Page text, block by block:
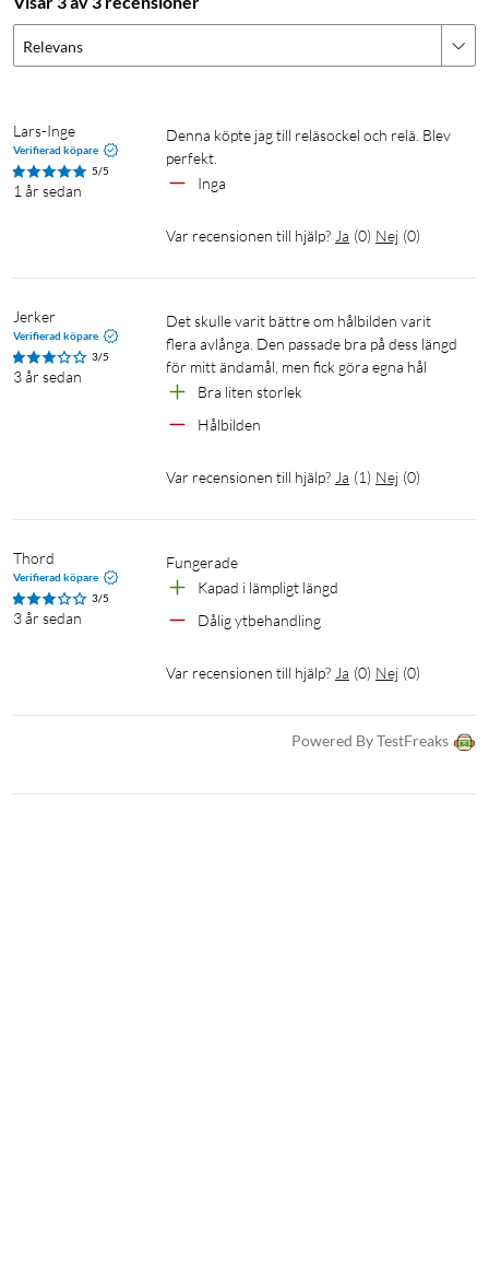
Relevans
Lars-Inge
Verifierad köpare
5/5
1 år sedan
Denna köpte jag till reläsockel och relä. Blev
perfekt.
Inga
Var recensionen till hjälp? Ja (0) Nej (0)
Jerker
Verifierad köpare
3/5
3 år sedan
Det skulle varit bättre om hålbilden varit
flera avlånga. Den passade bra på dess längd
för mitt ändamål, men fick göra egna hål
Bra liten storlek
Hålbilden
Var recensionen till hjälp? Ja (1) Nej (0)
Thord
Verifierad köpare
3/5
3 år sedan
Fungerade
Kapad i lämpligt längd
Dålig ytbehandling
Var recensionen till hjälp? Ja (0) Nej (0)
Powered By TestFreaks